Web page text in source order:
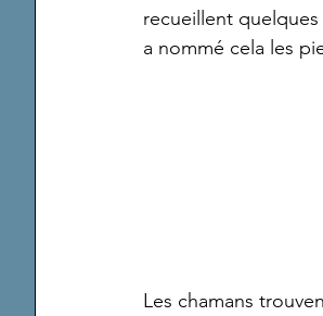
recueillent
a nommé cela les
Les chamans